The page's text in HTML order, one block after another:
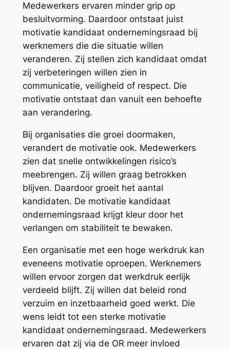
Medewerkers ervaren minder grip op
besluitvorming. Daardoor ontstaat juist
motivatie kandidaat ondernemingsraad bij
werknemers die die situatie willen
veranderen. Zij stellen zich kandidaat omdat
zij verbeteringen willen zien in
communicatie, veiligheid of respect. Die
motivatie ontstaat dan vanuit een behoefte
aan verandering.
Bij organisaties die groei doormaken,
verandert de motivatie ook. Medewerkers
zien dat snelle ontwikkelingen risico’s
meebrengen. Zij willen graag betrokken
blijven. Daardoor groeit het aantal
kandidaten. De motivatie kandidaat
ondernemingsraad krijgt kleur door het
verlangen om stabiliteit te bewaken.
Een organisatie met een hoge werkdruk kan
eveneens motivatie oproepen. Werknemers
willen ervoor zorgen dat werkdruk eerlijk
verdeeld blijft. Zij willen dat beleid rond
verzuim en inzetbaarheid goed werkt. Die
wens leidt tot een sterke motivatie
kandidaat ondernemingsraad. Medewerkers
ervaren dat zij via de OR meer invloed